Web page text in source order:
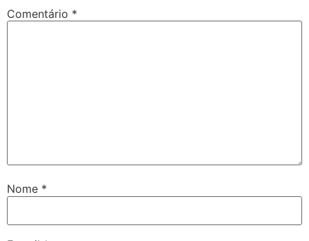
Comentário *
Nome *